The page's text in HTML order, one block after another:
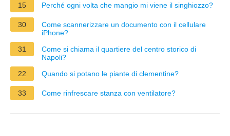
15 Perché ogni volta che mangio mi viene il singhiozzo?
30
Come scannerizzare un documento con il cellulare
iPhone?
31
Come si chiama il quartiere del centro storico di
Napoli?
22
Quando si potano le piante di clementine?
33 Come rinfrescare stanza con ventilatore?